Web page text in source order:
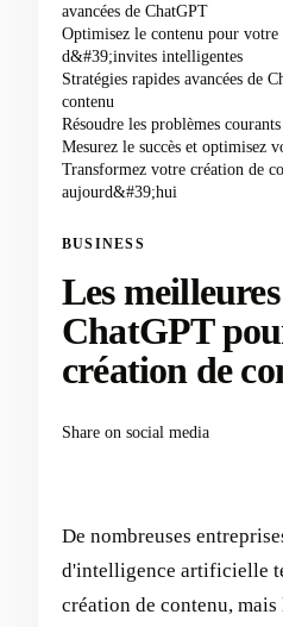
avancées de ChatGPT
Optimisez le contenu pour
d&#39;invites intelligentes
Stratégies rapides avancées de
contenu
Résoudre les problèmes
Mesurez le succès et optimisez
Transformez votre création de
aujourd&#39;hui
BUSINESS
Les
ChatGPT
création de
Share on social media
De nombreuses
d'intelligence artificielle
création de contenu,